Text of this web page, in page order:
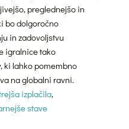
preglednejšo in
bo dolgoročno
in zadovoljstvu
igralnice tako
ki lahko pomembno
na globalni ravni.
izplačila,
stave